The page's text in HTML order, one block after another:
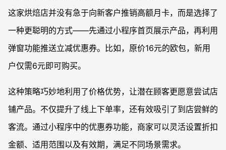
这家烘焙店并没有急于向新客户推销高额月卡，而是选择了
一种更聪明的方式——先通过小程序首页展示产品，再利用
弹窗功能推送立减优惠券。比如，原价16元的欧包，新用
户仅需6元即可购买。
这种策略巧妙地利用了价格优势，让潜在顾客更愿意尝试店
铺产品。不仅提升了线上下单率，还有效吸引了到店尝鲜的
客流。通过小程序中的优惠券功能，商家可以灵活设置折扣
金额、适用范围以及有效期，满足不同场景需求。